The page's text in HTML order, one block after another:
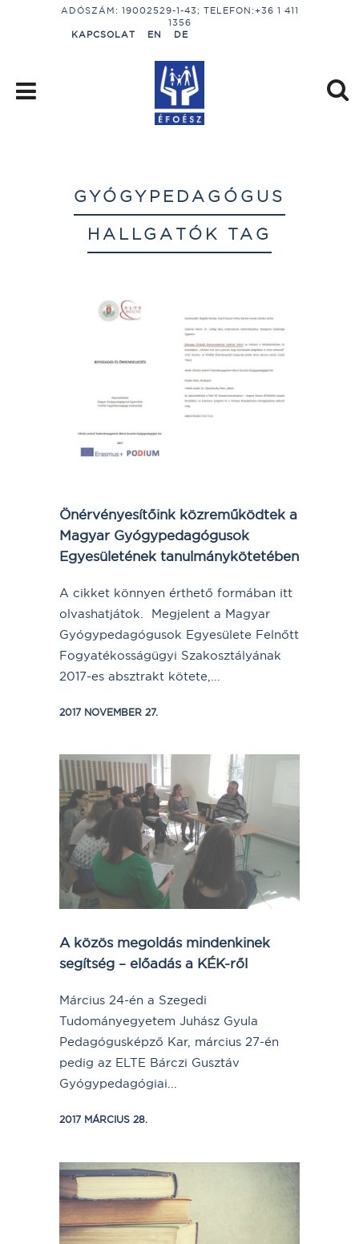
ADÓSZÁM: 19002529-1-43; TELEFON:+36 1 411
1356
KAPCSOLAT
EN DE
GYÓGYPEDAGÓGUS
HALLGATÓK TAG
Önérvényesítőink közreműködtek a
Magyar Gyógypedagógusok
Egyesületének tanulmánykötetében
A cikket könnyen érthető formában itt
olvashatjátok. Megjelent a Magyar
Gyógypedagógusok Egyesülete Felnőtt
Fogyatékosságügyi Szakosztályának
2017-es absztrakt kötete,...
2017 NOVEMBER 27.
A közös megoldás mindenkinek
segítség – előadás a KÉK-ről
Március 24-én a Szegedi
Tudományegyetem Juhász Gyula
Pedagógusképző Kar, március 27-én
pedig az ELTE Bárczi Gusztáv
Gyógypedagógiai...
2017 MÁRCIUS 28.